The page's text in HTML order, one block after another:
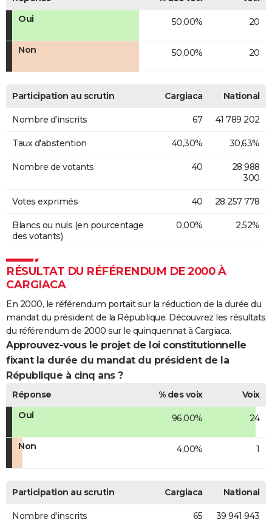
Oui
50,00% 20
Non 50,00% 20
Participation au scrutin Cargiaca National
Nombre d'inscrits 67 41 789 202
Taux d'abstention 40,30% 30,63%
Nombre de votants 40
28 988
300
Votes exprimés 40 28 257 778
Blancs ou nuls (en pourcentage
des votants)
0,00% 2,52%
RÉSULTAT DU RÉFÉRENDUM DE 2000 À
CARGIACA
En 2000, le référendum portait sur la réduction de la durée du
mandat du président de la République. Découvrez les résultats
du référendum de 2000 sur le quinquennat à Cargiaca.
Approuvez-vous le projet de loi constitutionnelle
fixant la durée du mandat du président de la
République à cinq ans ?
Réponse % des voix
Voix
Oui
96,00% 24
Non 4,00% 1
Participation au scrutin Cargiaca National
Nombre d'inscrits 65 39 941 943